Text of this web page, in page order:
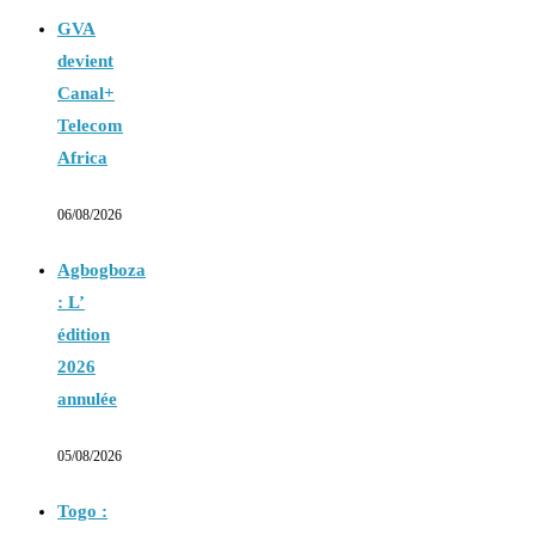
GVA
devient
Canal+
Telecom
Africa
06/08/2026
Agbogboza
: L’
édition
2026
annulée
05/08/2026
Togo :